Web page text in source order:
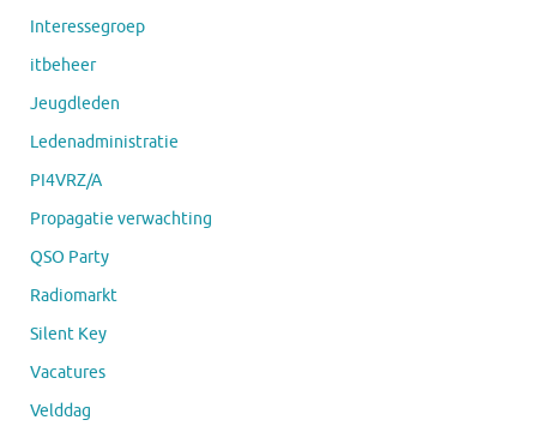
Interessegroep
itbeheer
Jeugdleden
Ledenadministratie
PI4VRZ/A
Propagatie verwachting
QSO Party
Radiomarkt
Silent Key
Vacatures
Velddag